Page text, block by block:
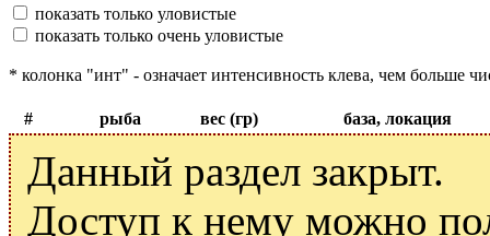
показать только уловистые
показать только очень уловистые
* колонка "инт" - означает интенсивность клева, чем больше
# рыба вес (гр) база, локация
Данный раздел закрыт.
Доступ к нему можно